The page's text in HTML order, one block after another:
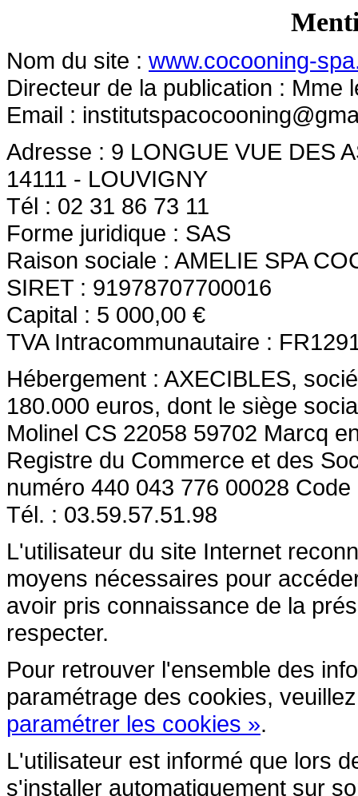
Nom du site : www.cocooning-
Directeur de la publication : Mme
Email :
Adresse : 9 LONGUE VUE DES
14111 - LOUVIGNY
Tél : 02 31 86 73 11
Forme juridique : SAS
Raison sociale : AMELIE SPA
SIRET : 91978707700016
Capital : 5 000,00 €
TVA Intracommunautaire :
Hébergement : AXECIBLES,
180.000 euros, dont le siège
Molinel CS 22058 59702 Marcq
Registre du Commerce et des
numéro 440 043 776 00028
Tél. : 03.59.57.51.98
L'utilisateur du site Internet
moyens nécessaires pour
avoir pris connaissance de la
respecter.
Pour retrouver l'ensemble des
paramétrage des cookies,
paramétrer les cookies ».
L'utilisateur est informé que lors
s'installer automatiquement sur